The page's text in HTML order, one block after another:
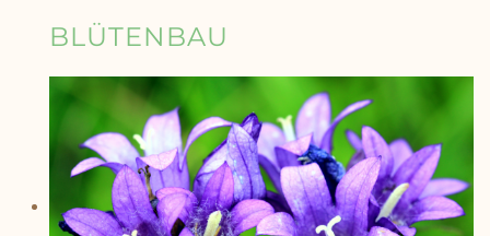
BLÜTENBAU